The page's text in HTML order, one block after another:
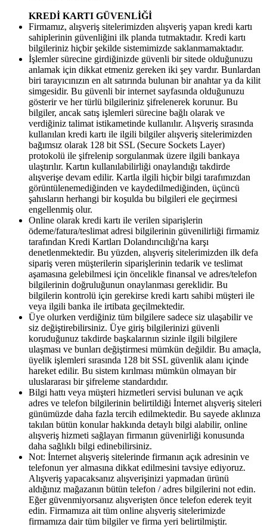
KREDİ KARTI GÜVENLİĞİ
Firmamız, alışveriş sitelerimizden alışveriş yapan kredi kartı
sahiplerinin güvenliğini ilk planda tutmaktadır. Kredi kartı
bilgileriniz hiçbir şekilde sistemimizde saklanmamaktadır.
İşlemler sürecine girdiğinizde güvenli bir sitede olduğunuzu
anlamak için dikkat etmeniz gereken iki şey vardır. Bunlardan
biri tarayıcınızın en alt satırında bulunan bir anahtar ya da kilit
simgesidir. Bu güvenli bir internet sayfasında olduğunuzu
gösterir ve her türlü bilgileriniz şifrelenerek korunur. Bu
bilgiler, ancak satış işlemleri sürecine bağlı olarak ve
verdiğiniz talimat istikametinde kullanılır. Alışveriş sırasında
kullanılan kredi kartı ile ilgili bilgiler alışveriş sitelerimizden
bağımsız olarak 128 bit SSL (Secure Sockets Layer)
protokolü ile şifrelenip sorgulanmak üzere ilgili bankaya
ulaştırılır. Kartın kullanılabilirliği onaylandığı takdirde
alışverişe devam edilir. Kartla ilgili hiçbir bilgi tarafımızdan
görüntülenemediğinden ve kaydedilmediğinden, üçüncü
şahısların herhangi bir koşulda bu bilgileri ele geçirmesi
engellenmiş olur.
Online olarak kredi kartı ile verilen siparişlerin
ödeme/fatura/teslimat adresi bilgilerinin güvenilirliği firmamiz
tarafından Kredi Kartları Dolandırıcılığı'na karşı
denetlenmektedir. Bu yüzden, alışveriş sitelerimizden ilk defa
sipariş veren müşterilerin siparişlerinin tedarik ve teslimat
aşamasına gelebilmesi için öncelikle finansal ve adres/telefon
bilgilerinin doğruluğunun onaylanması gereklidir. Bu
bilgilerin kontrolü için gerekirse kredi kartı sahibi müşteri ile
veya ilgili banka ile irtibata geçilmektedir.
Üye olurken verdiğiniz tüm bilgilere sadece siz ulaşabilir ve
siz değiştirebilirsiniz. Üye giriş bilgilerinizi güvenli
koruduğunuz takdirde başkalarının sizinle ilgili bilgilere
ulaşması ve bunları değiştirmesi mümkün değildir. Bu amaçla,
üyelik işlemleri sırasında 128 bit SSL güvenlik alanı içinde
hareket edilir. Bu sistem kırılması mümkün olmayan bir
uluslararası bir şifreleme standardıdır.
Bilgi hattı veya müşteri hizmetleri servisi bulunan ve açık
adres ve telefon bilgilerinin belirtildiği İnternet alışveriş siteleri
günümüzde daha fazla tercih edilmektedir. Bu sayede aklınıza
takılan bütün konular hakkında detaylı bilgi alabilir, online
alışveriş hizmeti sağlayan firmanın güvenirliği konusunda
daha sağlıklı bilgi edinebilirsiniz.
Not: İnternet alışveriş sitelerinde firmanın açık adresinin ve
telefonun yer almasına dikkat edilmesini tavsiye ediyoruz.
Alışveriş yapacaksanız alışverişinizi yapmadan ürünü
aldığınız mağazanın bütün telefon / adres bilgilerini not edin.
Eğer güvenmiyorsanız alışverişten önce telefon ederek teyit
edin. Firmamıza ait tüm online alışveriş sitelerimizde
firmamıza dair tüm bilgiler ve firma yeri belirtilmiştir.